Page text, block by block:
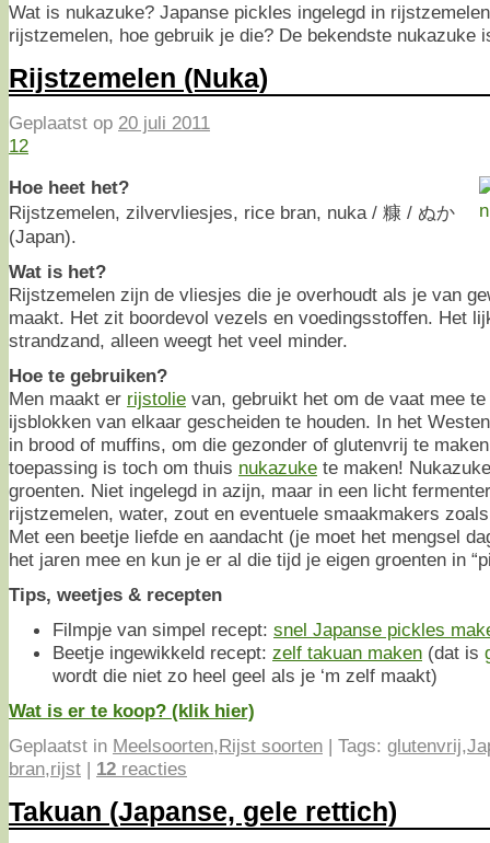
Wat is nukazuke? Japanse pickles ingelegd in
rijstzemelen, hoe gebruik je die? De bekendste nukazuke
Rijstzemelen (Nuka)
Geplaatst op 20 juli 2011
12
Hoe heet het?
Rijstzemelen, zilvervliesjes, rice bran, nuka / 糠 / ぬか
(Japan).
Wat is het?
Rijstzemelen zijn de vliesjes die je overhoudt als je van
maakt. Het zit boordevol vezels en voedingsstoffen. Het
strandzand, alleen weegt het veel minder.
Hoe te gebruiken?
Men maakt er rijstolie van, gebruikt het om de vaat mee
ijsblokken van elkaar gescheiden te houden. In het
in brood of muffins, om die gezonder of glutenvrij te
toepassing is toch om thuis nukazuke te maken!
groenten. Niet ingelegd in azijn, maar in een licht
rijstzemelen, water, zout en eventuele smaakmakers
Met een beetje liefde en aandacht (je moet het mengsel
het jaren mee en kun je er al die tijd je eigen groenten in
Tips, weetjes & recepten
Filmpje van simpel recept: snel Japanse pickles
Beetje ingewikkeld recept: zelf takuan maken (dat is
wordt die niet zo heel geel als je ‘m zelf maakt)
Wat is er te koop? (klik hier)
Geplaatst in Meelsoorten,Rijst soorten | Tags: glutenvrij,
bran,rijst | 12 reacties
Takuan (Japanse, gele rettich)